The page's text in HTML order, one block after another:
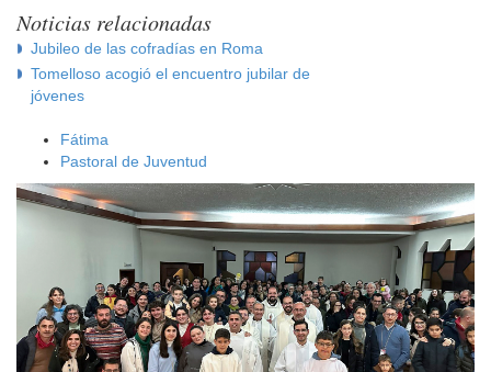
Noticias relacionadas
Jubileo de las cofradías en Roma
Tomelloso acogió el encuentro jubilar de
jóvenes
Fátima
Pastoral de Juventud